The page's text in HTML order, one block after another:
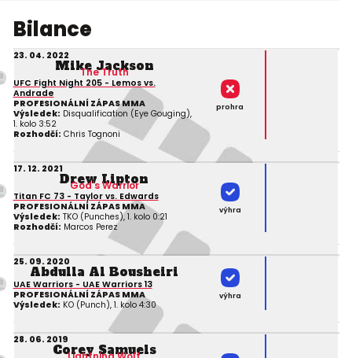
Bilance
23. 04. 2022
Mike Jackson
The Truth
UFC Fight Night 205 - Lemos vs.
Andrade
PROFESIONÁLNÍ ZÁPAS MMA
Výsledek: Disqualification (Eye Gouging),
1. kolo 3:52
Rozhodčí: Chris Tognoni
prohra
17. 12. 2021
Drew Lipton
God's Warrior
Titan FC 73 - Taylor vs. Edwards
PROFESIONÁLNÍ ZÁPAS MMA
Výsledek: TKO (Punches), 1. kolo 0:21
Rozhodčí: Marcos Perez
výhra
25. 09. 2020
Abdulla Al Bousheiri
UAE Warriors - UAE Warriors 13
PROFESIONÁLNÍ ZÁPAS MMA
Výsledek: KO (Punch), 1. kolo 4:30
výhra
28. 06. 2019
Corey Samuels